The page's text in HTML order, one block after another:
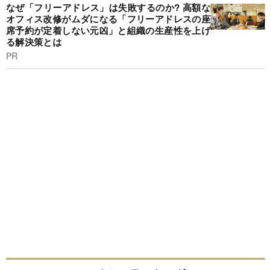
なぜ「フリーアドレス」は失敗するのか? 高額な
オフィス改修がムダになる「フリーアドレスの座
席予約が定着しない元凶」と組織の生産性を上げ
る解決策とは
PR